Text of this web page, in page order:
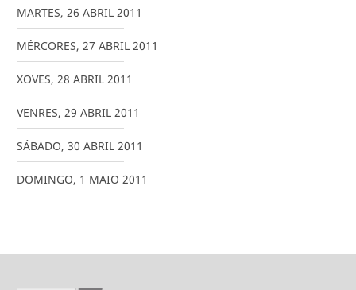
MARTES, 26 ABRIL 2011
MÉRCORES, 27 ABRIL 2011
XOVES, 28 ABRIL 2011
VENRES, 29 ABRIL 2011
SÁBADO, 30 ABRIL 2011
DOMINGO, 1 MAIO 2011